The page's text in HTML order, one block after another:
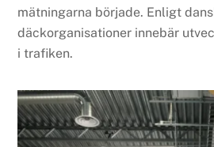
mätningarna började. Enligt
däckorganisationer innebär
i trafiken.